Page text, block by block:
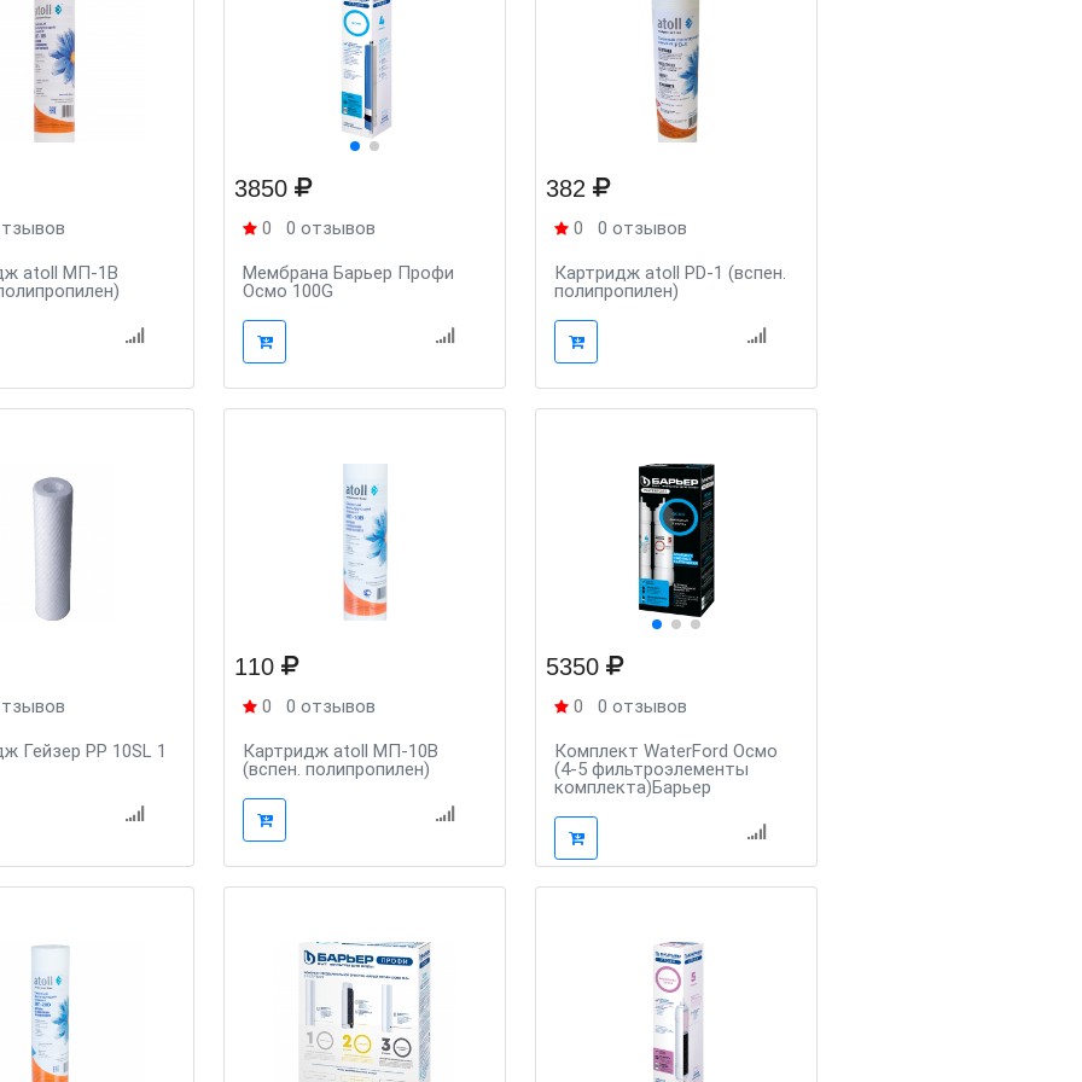
atoll МП-1В
3850
0 0 отзывов
Мембрана Барьер Профи
Осмо 100G
382
0 0 отзывов
Картридж atoll PD-1 (вспен.
полипропилен)
Гейзер PP 10SL 1
110
0 0 отзывов
Картридж atoll МП-10В
(вспен. полипропилен)
5350
0 0 отзывов
Комплект WaterFord Осмо
(4-5 фильтроэлементы
комплекта)Барьер